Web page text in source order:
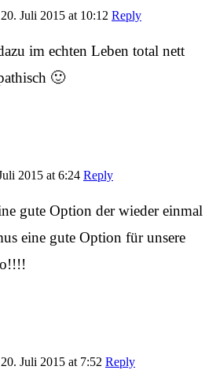
20. Juli 2015 at 10:12 Reply
im echten Leben total nett
🙂
2015 at 6:24 Reply
gute Option der wieder einmal
eine gute Option für unsere
20. Juli 2015 at 7:52 Reply